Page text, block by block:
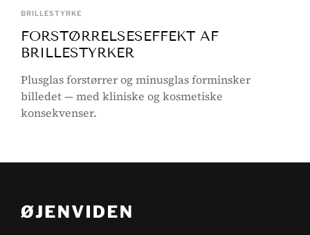
BRILLESTYRKE
FORSTØRRELSESEFFEKT AF
BRILLESTYRKER
Plusglas forstørrer og minusglas forminsker
billedet — med kliniske og kosmetiske
konsekvenser.